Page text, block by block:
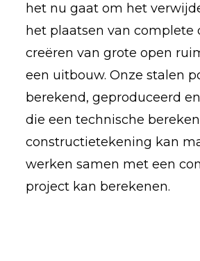
het nu gaat om het
het plaatsen van complete
creëren van grote open
een uitbouw. Onze stalen
berekend, geproduceerd
die een technische
constructietekening kan
werken samen met een
project kan berekenen.